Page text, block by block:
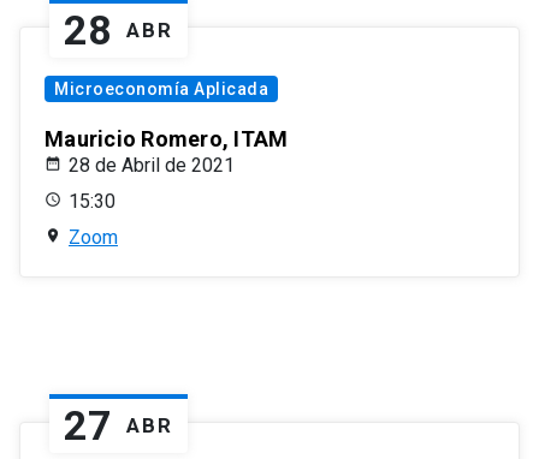
28 ABR
Microeconomía Aplicada
Mauricio Romero, ITAM
28 de Abril de 2021
15:30
Zoom
27 ABR